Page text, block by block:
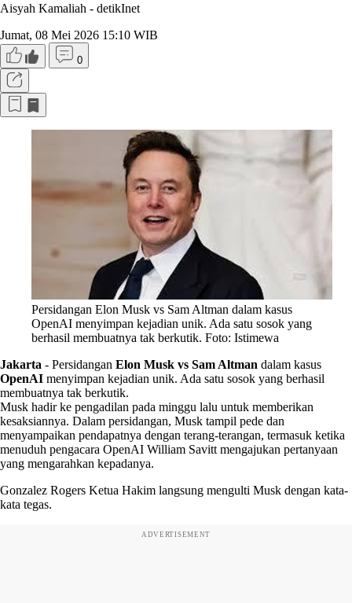
Aisyah Kamaliah - detikInet
Jumat, 08 Mei 2026 15:10 WIB
0
Persidangan Elon Musk vs Sam Altman dalam kasus
OpenAI menyimpan kejadian unik. Ada satu sosok yang
berhasil membuatnya tak berkutik. Foto: Istimewa
Jakarta - Persidangan Elon Musk vs Sam Altman dalam kasus
OpenAI menyimpan kejadian unik. Ada satu sosok yang berhasil
membuatnya tak berkutik.
Musk hadir ke pengadilan pada minggu lalu untuk memberikan
kesaksiannya. Dalam persidangan, Musk tampil pede dan
menyampaikan pendapatnya dengan terang-terangan, termasuk ketika
menuduh pengacara OpenAI William Savitt mengajukan pertanyaan
yang mengarahkan kepadanya.
Gonzalez Rogers Ketua Hakim langsung mengulti Musk dengan kata-
kata tegas.
ADVERTISEMENT